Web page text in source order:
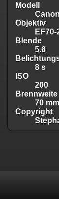
Modell
Objektiv
Blende
5.6
8 s
ISO
200
Brennweite
70 mm
Copyright